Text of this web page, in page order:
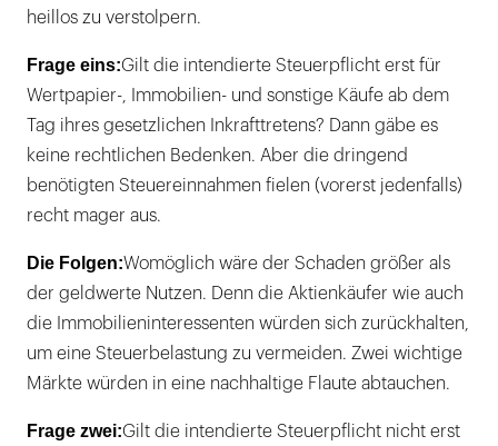
heillos zu verstolpern.
Frage eins:Gilt die intendierte Steuerpflicht erst für
Wertpapier-, Immobilien- und sonstige Käufe ab dem
Tag ihres gesetzlichen Inkrafttretens? Dann gäbe es
keine rechtlichen Bedenken. Aber die dringend
benötigten Steuereinnahmen fielen (vorerst jedenfalls)
recht mager aus.
Die Folgen:Womöglich wäre der Schaden größer als
der geldwerte Nutzen. Denn die Aktienkäufer wie auch
die Immobilieninteressenten würden sich zurückhalten,
um eine Steuerbelastung zu vermeiden. Zwei wichtige
Märkte würden in eine nachhaltige Flaute abtauchen.
Frage zwei:Gilt die intendierte Steuerpflicht nicht erst